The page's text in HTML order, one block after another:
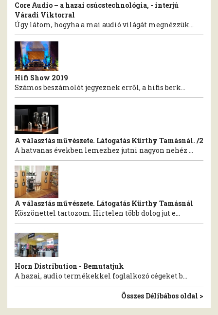
Core Audio – a hazai csúcstechnológia, - interjú
Váradi Viktorral
Úgy látom, hogyha a mai audió világát megnézzük...
Hifi Show 2019
Számos beszámolót jegyeznek erről, a hifis berk...
A választás művészete. Látogatás Kürthy Tamásnál. /2
A hatvanas években lemezhez jutni nagyon nehéz ...
A választás művészete. Látogatás Kürthy Tamásnál
Köszönettel tartozom. Hirtelen több dolog jut e...
Horn Distribution - Bemutatjuk
A hazai, audio termékekkel foglalkozó cégeket b...
Összes Délibábos oldal >